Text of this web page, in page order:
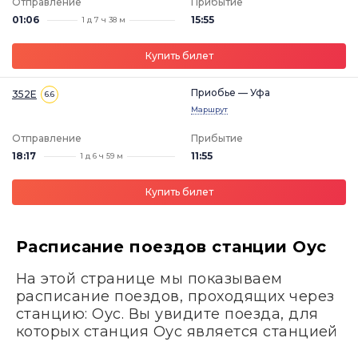
01:06
1 д 7 ч 38 м
15:55
Купить билет
352Е 6.6 Приобье — Уфа
Маршрут
Отправление
18:17
1 д 6 ч 59 м
Прибытие
11:55
Купить билет
Расписание поездов станции Оус
На этой странице мы показываем
расписание поездов, проходящих через
станцию: Оус. Вы увидите поезда, для
которых станция Оус является станцией